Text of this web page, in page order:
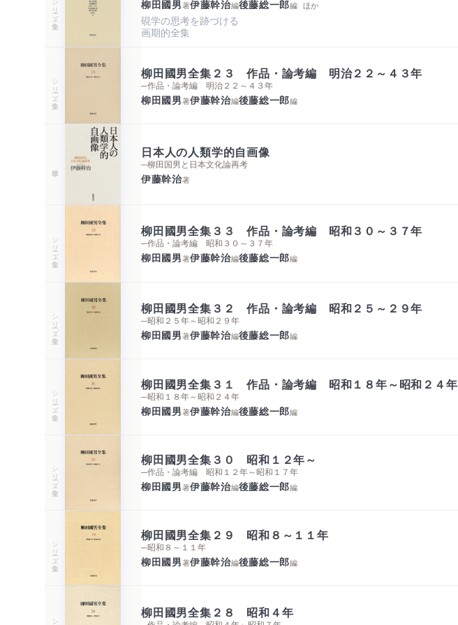
シリーズ・全集 柳田國男著伊藤幹治編後藤総一郎編 ほか
硯学の思考を跡づける
画期的全集
シリーズ・全集
柳田國男全集２３ 作品・論考編 明治２２～４３年
─作品・論考編 明治２２～４３年
柳田國男著伊藤幹治編後藤総一郎編
日本人の人類学的自画像
─柳田国男と日本文化論再考
伊藤幹治著
シリーズ・全集
柳田國男全集３３ 作品・論考編 昭和３０～３７年
─作品・論考編 昭和３０～３７年
柳田國男著伊藤幹治編後藤総一郎編
シリーズ・全集
柳田國男全集３２ 作品・論考編 昭和２５～２９年
─昭和２５年～昭和２９年
柳田國男著伊藤幹治編後藤総一郎編
シリーズ・全集
柳田國男全集３１ 作品・論考編 昭和１８年～昭和２４年
─昭和１８年～昭和２４年
柳田國男著伊藤幹治編後藤総一郎編
シリーズ・全集
柳田國男全集３０ 昭和１２年～
─作品・論考編 昭和１２年～昭和１７年
柳田國男著伊藤幹治編後藤総一郎編
シリーズ・全集
柳田國男全集２９ 昭和８～１１年
─昭和８～１１年
柳田國男著伊藤幹治編後藤総一郎編
柳田國男全集２８ 昭和４年